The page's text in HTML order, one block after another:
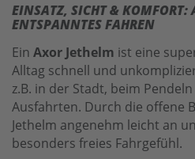
EINSATZ, SICHT & KOMFORT:
ENTSPANNTES FAHREN
Ein Axor Jethelm ist eine
Alltag schnell und
z.B. in der Stadt, beim
Ausfahrten. Durch die offene
Jethelm angenehm leicht an
besonders freies Fahrgefühl.